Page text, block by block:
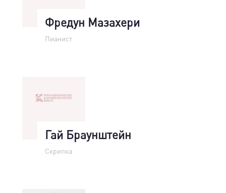
Фредун Мазахери
Пианист
Гай Браунштейн
Скрипка